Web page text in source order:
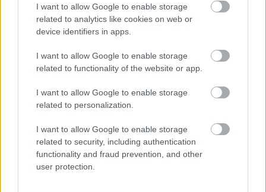
I want to allow Google to enable storage
related to analytics like cookies on web or
device identifiers in apps.
I want to allow Google to enable storage
related to functionality of the website or app.
I want to allow Google to enable storage
related to personalization.
I want to allow Google to enable storage
related to security, including authentication
functionality and fraud prevention, and other
user protection.
pronuntate tendinte de exces seboreic.
Formula oil-free asigura o matifiere de durata.
Se aplica cu un burete. Majoritatea acestor
produse contin un burete integrat in ambalaj.
Fond de ten compact, Dior, 220 lei
Pasul 5: Pudra
Pudra este utilizata pentru finisarea machiajului.
Formula compacta este recomandata pentru micile
retusuri din timpul zilei (celebrul ritual feminin de